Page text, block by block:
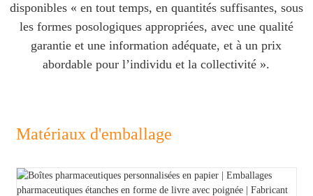
disponibles « en tout temps, en quantités suffisantes, sous
les formes posologiques appropriées, avec une qualité
garantie et une information adéquate, et à un prix
abordable pour l’individu et la collectivité ».
Matériaux d'emballage